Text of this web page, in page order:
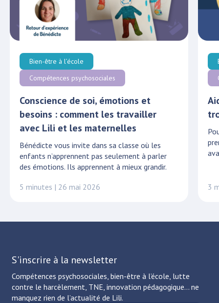
Bien-être à l’école
Compétences psychosociales
Conscience de soi, émotions et
besoins : comment les travailler
avec Lili et les maternelles
Bénédicte vous invite dans sa classe où les
enfants n’apprennent pas seulement à parler
des émotions. Ils apprennent à mieux grandir.
5 minutes | 26 mai 2026 3
S'inscrire à la newsletter
Compétences psychosociales, bien-être à l’école, lutte
contre le harcèlement, TNE, innovation pédagogique… ne
manquez rien de l’actualité de Lili.